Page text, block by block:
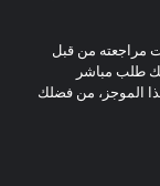
مراجعته من قبل
طلب مباشر